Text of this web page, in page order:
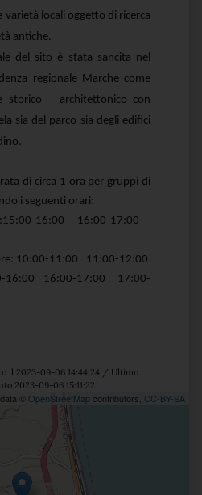
locali oggetto di ricerca
antiche.
del sito è stata sancita nel
regionale Marche come
storico – architettonico con
sia del parco sia degli edifici
di circa 1 ora per gruppi di
i seguenti orari:
16:00 16:00-17:00
10:00-11:00 11:00-12:00
16:00 16:00-17:00 17:00-
il 2023-09-06 14:44:24 / Ultimo
2023-09-06 15:11:22
© OpenStreetMap contributors, CC-BY-SA